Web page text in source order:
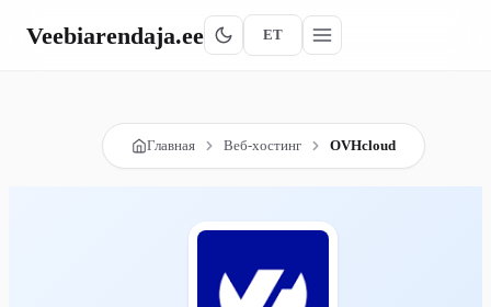
Veebiarendaja.ee ET
Главная Веб-хостинг OVHcloud